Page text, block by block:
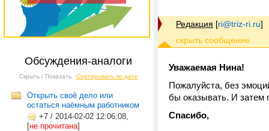
Обсуждения-аналоги
Скрыть / Показать Сортировать по дате
Открыть своё дело или
остаться наёмным работником
+7 / 2014-02-02 12:06:08,
[не прочитана]
Редакция [ri@triz-ri.ru]
Уважаемая Нина!
Пожалуйста, без
бы оказывать. И затем
Спасибо,